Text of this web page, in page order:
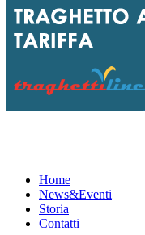
Home
News&Eventi
Storia
Contatti